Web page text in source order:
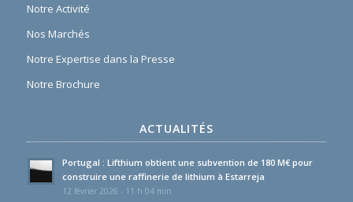
Notre Activité
Nos Marchés
Notre Expertise dans la Presse
Notre Brochure
ACTUALITÉS
Portugal : Lifthium obtient une subvention de 180 M€ pour
construire une raffinerie de lithium à Estarreja
12 février 2026 - 11 h 04 min